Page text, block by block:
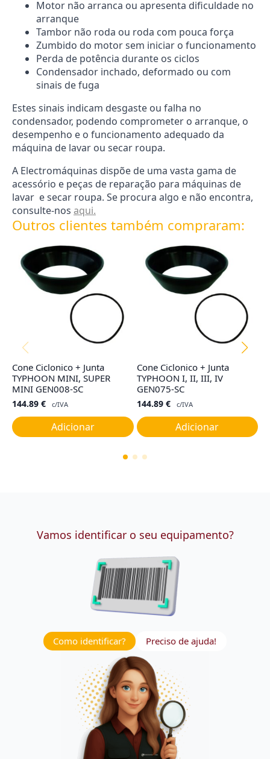
Motor não arranca ou apresenta dificuldade no
arranque
Tambor não roda ou roda com pouca força
Zumbido do motor sem iniciar o funcionamento
Perda de potência durante os ciclos
Condensador inchado, deformado ou com
sinais de fuga
Estes sinais indicam desgaste ou falha no
condensador, podendo comprometer o arranque, o
desempenho e o funcionamento adequado da
máquina de lavar ou secar roupa.
A Electromáquinas dispõe de uma vasta gama de
acessório e peças de reparação para máquinas de
lavar e secar roupa. Se procura algo e não encontra,
consulte-nos aqui.
Outros clientes também compraram:
Cone Ciclonico + Junta
TYPHOON MINI, SUPER
MINI GEN008-SC
144.89 € c/IVA
Adicionar
Cone Ciclonico + Junta
TYPHOON I, II, III, IV
GEN075-SC
144.89 € c/IVA
Adicionar
Vamos identificar o seu equipamento?
Como identificar? Preciso de ajuda!